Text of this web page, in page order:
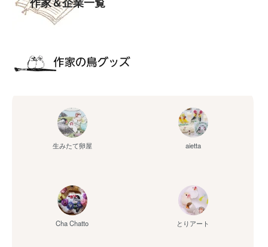
生みたて卵屋 aietta
Cha Chatto とりアート